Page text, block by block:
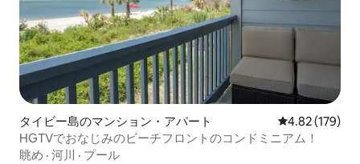
タイビー島のマンション・アパート レビュー179
4.82 (179)
HGTVでおなじみのビーチフロントのコンドミニアム！
眺め · 河川 · プール